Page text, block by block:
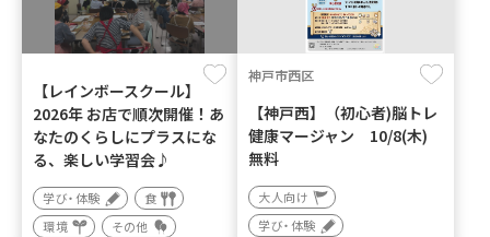
【レインボースクール】
2026年 お店で順次開催！あ
なたのくらしにプラスにな
る、楽しい学習会♪
学び・体験
食
環境
その他
神戸市西区
【神戸西】（初心者)脳トレ
健康マージャン 10/8(木)
無料
大人向け
学び・体験